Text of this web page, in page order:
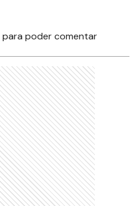
para poder comentar